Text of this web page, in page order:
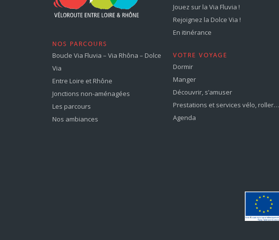
NOS PARCOURS
Boucle Via Fluvia – Via Rhôna – Dolce
Via
Entre Loire et Rhône
Jonctions non-aménagées
Les parcours
Nos ambiances
Jouez sur la Via Fluvia !
Rejoignez la Dolce Via !
En itinérance
VOTRE VOYAGE
Dormir
Manger
Découvrir, s’amuser
Prestations et services vélo, roller…
Agenda